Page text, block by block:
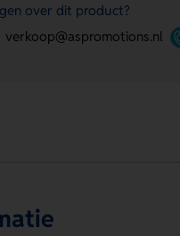
over dit product?
verkoop@aspromotions.nl